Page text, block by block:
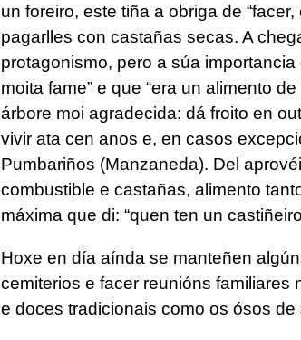
un foreiro, este tiña a obriga de
pagarlles con castañas secas. A
protagonismo, pero a súa
moita fame” e que “era un alimento
árbore moi agradecida: dá froito en
vivir ata cen anos e, en casos
Pumbariños (Manzaneda). Del
combustible e castañas, alimento
máxima que di: “quen ten un
Hoxe en día aínda se manteñen
cemiterios e facer reunións
e doces tradicionais como os ósos